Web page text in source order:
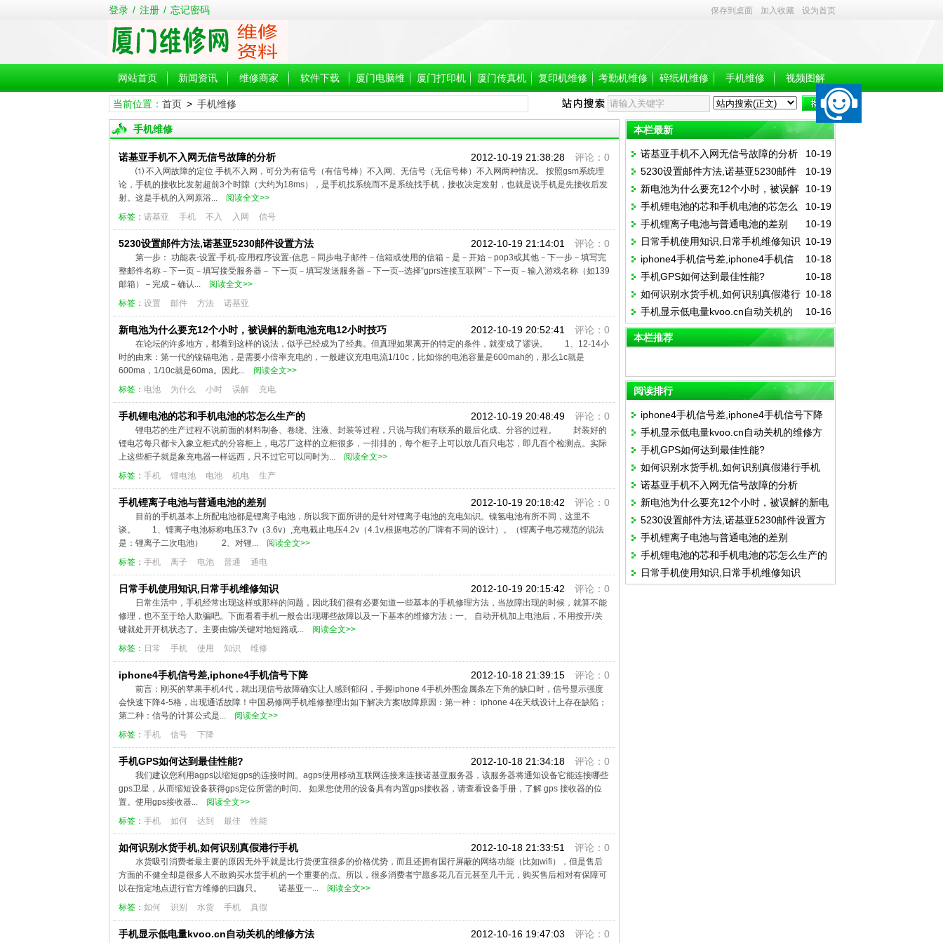
登录 / 注册 / 忘记密码 保存到桌面 加入收藏 设为首页
网站首页 新闻资讯 维修商家 软件下载 厦门电脑维 厦门打印机 厦门传真机 复印机维修 考勤机维修 碎纸机维修 手机维修 视频图解
当前位置： 首页> 手机维修
手机维修
2012-10-19 21:38:28评论：0
诺基亚手机不入网无信号故障的分析
⑴ 不入网故障的定位 手机不入网，可分为有信号（有信号棒）不入网、无信号（无信号棒）不入网两种情况。 按照gsm系统理
论，手机的接收比发射超前3个时隙（大约为18ms），是手机找系统而不是系统找手机，接收决定发射，也就是说手机是先接收后发
射。这是手机的入网原浴...
阅读全文>>
标签： 诺基亚 手机 不入 入网 信号
2012-10-19 21:14:01 评论：0
5230设置邮件方法,诺基亚5230邮件设置方法
第一步： 功能表-设置-手机-应用程序设置-信息－同步电子邮件－信箱或使用的信箱－是－开始－pop3或其他－下一步－填写完
整邮件名称－下一页－填写接受服务器－ 下一页－填写发送服务器－下一页--选择“gprs连接互联网”－下一页－输入游戏名称（如139
邮箱）－完成－确认...
阅读全文>>
标签： 设置 邮件 方法 诺基亚
2012-10-19 20:52:41 评论：0
新电池为什么要充12个小时，被误解的新电池充电12小时技巧
在论坛的许多地方，都看到这样的说法，似乎已经成为了经典。但真理如果离开的特定的条件，就变成了谬误。 1、12-14小
时的由来：第一代的镍镉电池，是需要小倍率充电的，一般建议充电电流1/10c，比如你的电池容量是600mah的，那么1c就是
600ma，1/10c就是60ma。因此...
阅读全文>>
标签： 电池 为什么 小时 误解 充电
2012-10-19 20:48:49评论：0
手机锂电池的芯和手机电池的芯怎么生产的
锂电芯的生产过程不说前面的材料制备、卷绕、注液、封装等过程，只说与我们有联系的最后化成、分容的过程。 封装好的
锂电芯每只都卡入象立柜式的分容柜上，电芯厂这样的立柜很多，一排排的，每个柜子上可以放几百只电芯，即几百个检测点。实际
上这些柜子就是象充电器一样远西，只不过它可以同时为...
阅读全文>>
标签： 手机 锂电池 电池 机电 生产
2012-10-19 20:18:42 评论：0
手机锂离子电池与普通电池的差别
目前的手机基本上所配电池都是锂离子电池，所以我下面所讲的是针对锂离子电池的充电知识。镍氢电池有所不同，这里不
谈。 1、锂离子电池标称电压3.7v（3.6v）,充电截止电压4.2v（4.1v,根据电芯的厂牌有不同的设计）。（锂离子电芯规范的说法
是：锂离子二次电池） 2、对锂...
阅读全文>>
标签： 手机 离子 电池 普通 通电
2012-10-19 20:15:42 评论：0
日常手机使用知识,日常手机维修知识
日常生活中，手机经常出现这样或那样的问题，因此我们很有必要知道一些基本的手机修理方法，当故障出现的时候，就算不能
修理，也不至于给人欺骗吧。下面看看手机一般会出现哪些故障以及一下基本的维修方法：一、 自动开机加上电池后，不用按开/关
键就处开开机状态了。主要由煽/关键对地短路或...
阅读全文>>
标签： 日常 手机 使用 知识 维修
2012-10-18 21:39:15评论：0
iphone4手机信号差,iphone4手机信号下降
前言：刚买的苹果手机4代，就出现信号故障确实让人感到郁闷，手握iphone 4手机外围金属条左下角的缺口时，信号显示强度
会快速下降4-5格，出现通话故障！中国易修网手机维修整理出如下解决方案!故障原因：第一种： iphone 4在天线设计上存在缺陷；
第二种：信号的计算公式是...
阅读全文>>
标签： 手机 信号 下降
2012-10-18 21:34:18评论：0
手机GPS如何达到最佳性能?
我们建议您利用agps以缩短gps的连接时间。agps使用移动互联网连接来连接诺基亚服务器，该服务器将通知设备它能连接哪些
gps卫星，从而缩短设备获得gps定位所需的时间。 如果您使用的设备具有内置gps接收器，请查看设备手册，了解 gps 接收器的位
置。使用gps接收器...
阅读全文>>
标签： 手机 如何 达到 最佳 性能
2012-10-18 21:33:51 评论：0
如何识别水货手机,如何识别真假港行手机
水货吸引消费者最主要的原因无外乎就是比行货便宜很多的价格优势，而且还拥有国行屏蔽的网络功能（比如wifi），但是售后
方面的不健全却是很多人不敢购买水货手机的一个重要的点。所以，很多消费者宁愿多花几百元甚至几千元，购买售后相对有保障可
以在指定地点进行官方维修的曰跏只。 诺基亚一...
阅读全文>>
标签： 如何 识别 水货 手机 真假
2012-10-16 19:47:03 评论：0
手机显示低电量kvoo.cn自动关机的维修方法
本栏最新
10-19
诺基亚手机不入网无信号故障的分析
10-19
5230设置邮件方法,诺基亚5230邮件
设置方法
10-19
新电池为什么要充12个小时，被误解
的新电池充电12小时技巧
10-19
手机锂电池的芯和手机电池的芯怎么
生产的
10-19
手机锂离子电池与普通电池的差别
10-19
日常手机使用知识,日常手机维修知识
10-18
iphone4手机信号差,iphone4手机信
号下降
10-18
手机GPS如何达到最佳性能?
10-18
如何识别水货手机,如何识别真假港行
手机
10-16
手机显示低电量kvoo.cn自动关机的
维修方法
本栏推荐
阅读排行
iphone4手机信号差,iphone4手机信号下降
手机显示低电量kvoo.cn自动关机的维修方
法
手机GPS如何达到最佳性能?
如何识别水货手机,如何识别真假港行手机
诺基亚手机不入网无信号故障的分析
新电池为什么要充12个小时，被误解的新电
池充电12小时技巧
5230设置邮件方法,诺基亚5230邮件设置方
法
手机锂离子电池与普通电池的差别
手机锂电池的芯和手机电池的芯怎么生产的
日常手机使用知识,日常手机维修知识